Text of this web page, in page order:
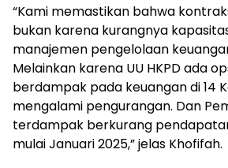
“Kami memastikan bahwa
bukan karena kurangnya
manajemen pengelolaan
Melainkan karena UU HKPD ada
berdampak pada keuangan di 14
mengalami pengurangan. Dan
terdampak berkurang
mulai Januari 2025,” jelas Khofifah.